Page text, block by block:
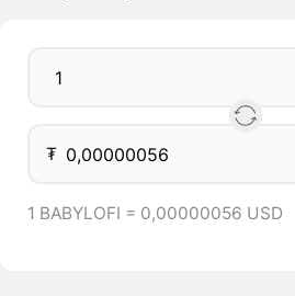
₮
1 BABYLOFI = 0,00000056 USD